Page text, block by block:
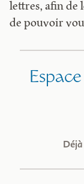
lettres, afin de
de pouvoir